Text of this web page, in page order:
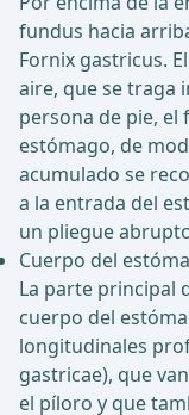
fundus hacia
Fornix gastricus.
aire, que se traga
persona de pie,
estómago, de
acumulado se
a la entrada del
un pliegue
Cuerpo del
La parte principal
cuerpo del
longitudinales
gastricae), que
el píloro y que